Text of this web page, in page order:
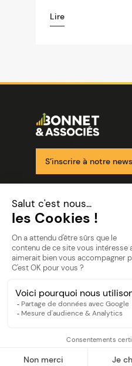
Lire
Image
S’inscrire à notre
Nos solutions
Nos cabinets
Mon espace client